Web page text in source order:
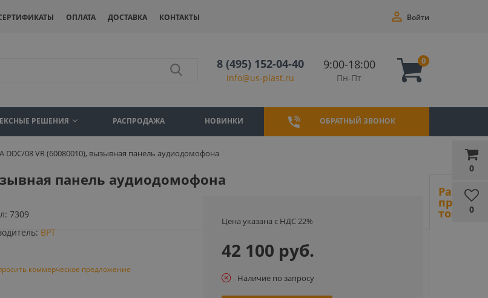
ОПЛАТА ДОСТАВКА КОНТАКТЫ
0
0
Войти
8 (495) 152-04-40
info@us-plast.ru
9:00-18:00
Пн-Пт
0
РЕШЕНИЯ РАСПРОДАЖА НОВИНКИ ОБРАТНЫЙ ЗВОНОК
DDC/08 VR (60080010), вызывная панель аудиодомофона
панель аудиодомофона
7309
BPT
коммерческое предложение
Цена указана с НДС 22%
42 100 руб.
Наличие по запросу
Ранее
товары